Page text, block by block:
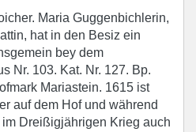
Maria Guggenbichlerin,
hat in den Besiz ein
bey dem
Nr. 103. Kat. Nr. 127. Bp.
Mariastein. 1615 ist
auf dem Hof und während
Dreißigjährigen Krieg auch